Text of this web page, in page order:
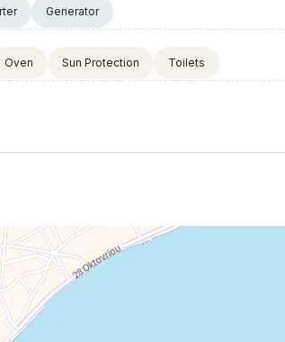
Generator
Oven Sun Protection Toilets